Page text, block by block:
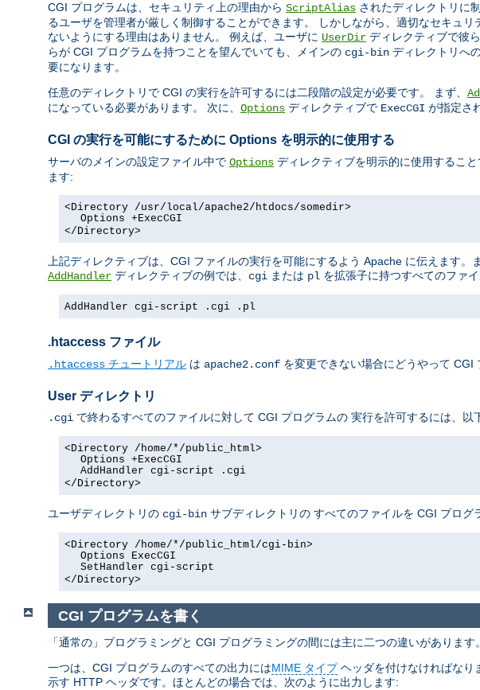
CGI プログラムは、セキュリティ上の理由から ScriptAlias されたディレクトリに
るユーザを管理者が厳しく制御することができます。 しかしながら、適切なセキュ
ないようにする理由はありません。 例えば、ユーザに UserDir ディレクティブで彼
らが CGI プログラムを持つことを望んでいても、メインの cgi-bin ディレクトリへ
要になります。
任意のディレクトリで CGI の実行を許可するには二段階の設定が必要です。 まず、
になっている必要があります。 次に、 Options ディレクティブで ExecCGI が指定さ
CGI の実行を可能にするために Options を明示的に使用する
サーバのメインの設定ファイル中で Options ディレクティブを明示的に使用するこ
ます:
<Directory /usr/local/apache2/htdocs/somedir>
Options +ExecCGI
</Directory>
上記ディレクティブは、CGI ファイルの実行を可能にするよう Apache に伝えます
AddHandler ディレクティブの例では、 cgi または pl を拡張子に持つすべてのファ
AddHandler cgi-script .cgi .pl
.htaccess ファイル
.htaccess チュートリアル は apache2.conf を変更できない場合にどうやって CGI
User ディレクトリ
.cgi で終わるすべてのファイルに対して CGI プログラムの 実行を許可するには、以
<Directory /home/*/public_html>
Options +ExecCGI
AddHandler cgi-script .cgi
</Directory>
ユーザディレクトリの cgi-bin サブディレクトリの すべてのファイルを CGI プログ
<Directory /home/*/public_html/cgi-bin>
Options ExecCGI
SetHandler cgi-script
</Directory>
CGI プログラムを書く
「通常の」プログラミングと CGI プログラミングの間には主に二つの違いがあります。
一つは、CGI プログラムのすべての出力にはMIME タイプヘッダを付けなければなり
示す HTTP ヘッダです。ほとんどの場合では、次のように出力します: